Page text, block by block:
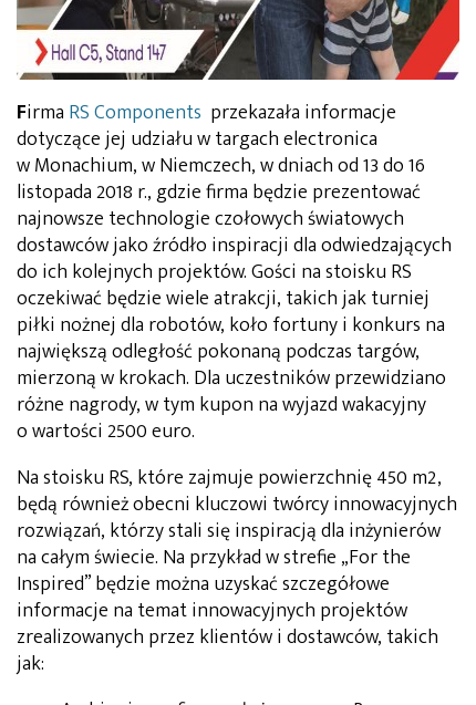
Firma RS Components przekazała informacje
dotyczące jej udziału w targach electronica
w Monachium, w Niemczech, w dniach od 13 do 16
listopada 2018 r., gdzie firma będzie prezentować
najnowsze technologie czołowych światowych
dostawców jako źródło inspiracji dla odwiedzających
do ich kolejnych projektów. Gości na stoisku RS
oczekiwać będzie wiele atrakcji, takich jak turniej
piłki nożnej dla robotów, koło fortuny i konkurs na
największą odległość pokonaną podczas targów,
mierzoną w krokach. Dla uczestników przewidziano
różne nagrody, w tym kupon na wyjazd wakacyjny
o wartości 2500 euro.
Na stoisku RS, które zajmuje powierzchnię 450 m2,
będą również obecni kluczowi twórcy innowacyjnych
rozwiązań, którzy stali się inspiracją dla inżynierów
na całym świecie. Na przykład w strefie „For the
Inspired” będzie można uzyskać szczegółowe
informacje na temat innowacyjnych projektów
zrealizowanych przez klientów i dostawców, takich
jak: